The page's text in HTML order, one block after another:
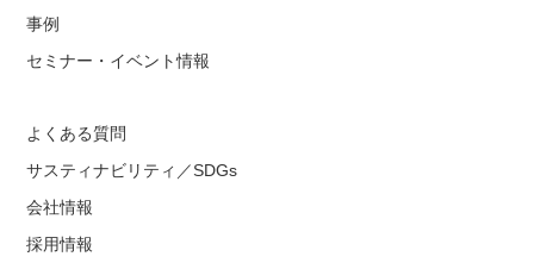
事例
セミナー・イベント情報
よくある質問
サスティナビリティ／SDGs
会社情報
採用情報